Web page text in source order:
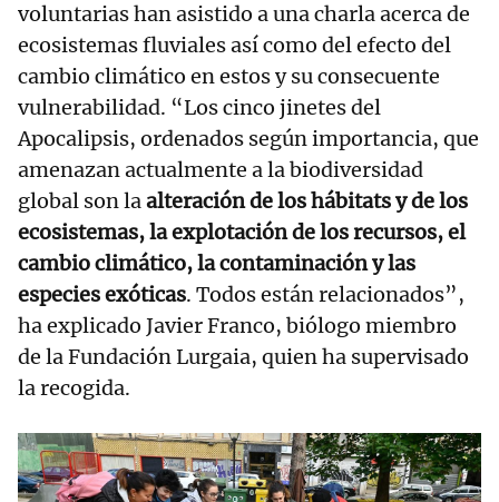
voluntarias han asistido a una charla acerca de
ecosistemas fluviales así como del efecto del
cambio climático en estos y su consecuente
vulnerabilidad. “Los cinco jinetes del
Apocalipsis, ordenados según importancia, que
amenazan actualmente a la biodiversidad
global son laalteración de los hábitats y de los
ecosistemas, la explotación de los recursos, el
cambio climático, la contaminación y las
especies exóticas. Todos están relacionados”,
ha explicado Javier Franco, biólogo miembro
de la Fundación Lurgaia, quien ha supervisado
la recogida.